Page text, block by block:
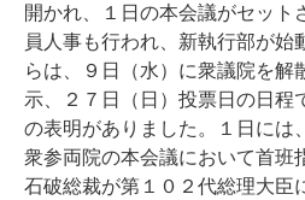
開かれ、１日の本会議がセット
員人事も行われ、新執行部が始
らは、９日（水）に衆議院を解
示、２７日（日）投票日の日程
の表明がありました。１日には
衆参両院の本会議において首班
石破総裁が第１０２代総理大臣